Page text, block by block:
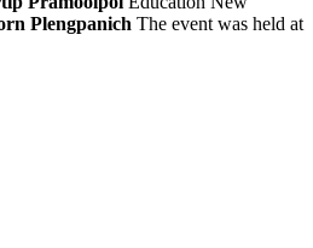
Plengpanich The event was held at